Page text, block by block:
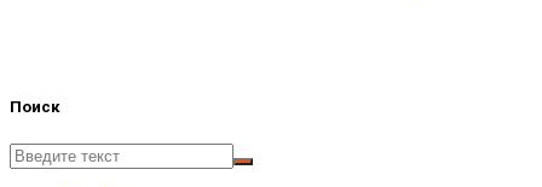
Поиск